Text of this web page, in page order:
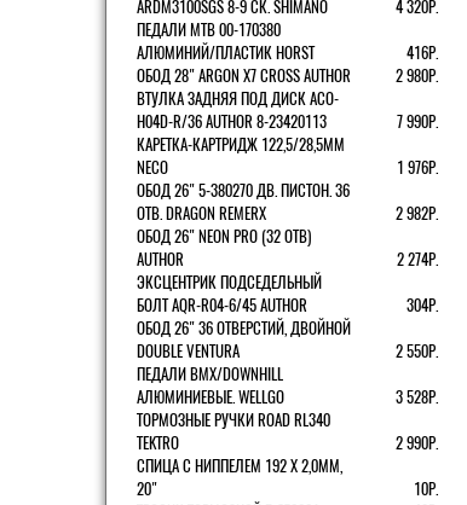
ARDM3100SGS 8-9 СК. SHIMANO
4 320Р.
ПЕДАЛИ MTB 00-170380
АЛЮМИНИЙ/ПЛАСТИК HORST
416Р.
ОБОД 28" ARGON X7 CROSS AUTHOR
2 980Р.
ВТУЛКА ЗАДНЯЯ ПОД ДИСК ACO-
H04D-R/36 AUTHOR 8-23420113
7 990Р.
КАРЕТКА-КАРТРИДЖ 122,5/28,5ММ
NECO
1 976Р.
ОБОД 26" 5-380270 ДВ. ПИСТОН. 36
ОТВ. DRAGON REMERX
2 982Р.
ОБОД 26" NEON PRO (32 ОТВ)
AUTHOR
2 274Р.
ЭКСЦЕНТРИК ПОДСЕДЕЛЬНЫЙ
БОЛТ AQR-R04-6/45 AUTHOR
304Р.
ОБОД 26" 36 ОТВЕРСТИЙ, ДВОЙНОЙ
DOUBLE VENTURA
2 550Р.
ПЕДАЛИ BMX/DOWNHILL
АЛЮМИНИЕВЫЕ. WELLGO
3 528Р.
ТОРМОЗНЫЕ РУЧКИ ROAD RL340
TEKTRO
2 990Р.
СПИЦА С НИППЕЛЕМ 192 Х 2,0ММ,
20"
10Р.